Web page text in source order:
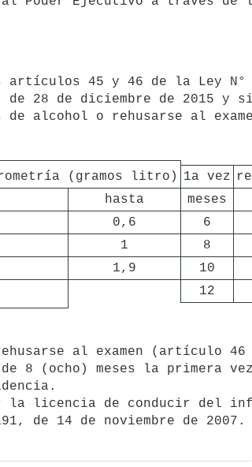
de 28 de diciembre de 2015
alcohol o rehusarse al
(gramos litro) 1a vez
hasta meses
0,6 6
1 8
1,9 10
12
8 (ocho) meses la primera